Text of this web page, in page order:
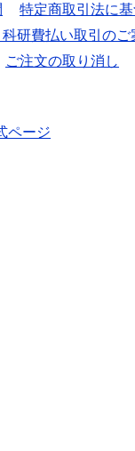
特定商取引法に
研費払い取引のご
ご注文の取り消し
ページ